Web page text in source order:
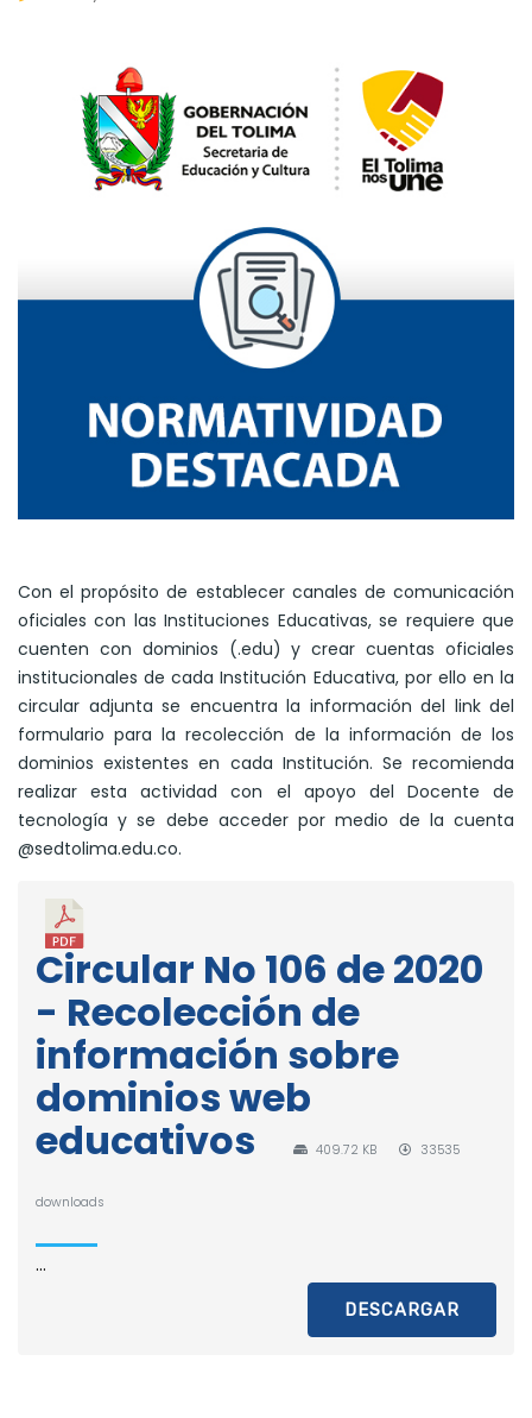
Con el propósito de establecer canales de comunicación
oficiales con las Instituciones Educativas, se requiere que
cuenten con dominios (.edu) y crear cuentas oficiales
institucionales de cada Institución Educativa, por ello en la
circular adjunta se encuentra la información del link del
formulario para la recolección de la información de los
dominios existentes en cada Institución. Se recomienda
realizar esta actividad con el apoyo del Docente de
tecnología y se debe acceder por medio de la cuenta
@sedtolima.edu.co.
Circular No 106 de 2020
- Recolección de
información sobre
dominios web
educativos
409.72 KB 33535
downloads
...
DESCARGAR